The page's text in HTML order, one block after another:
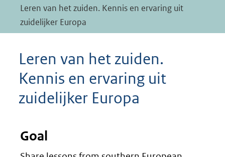
Leren van het zuiden. Kennis en ervaring uit
zuidelijker Europa
Leren van het zuiden.
Kennis en ervaring uit
zuidelijker Europa
Goal